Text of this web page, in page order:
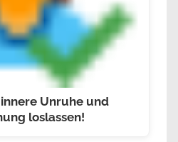
Unruhe und
loslassen!